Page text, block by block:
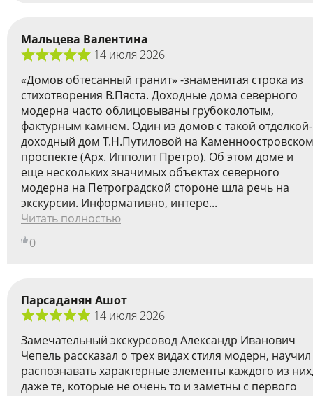
Мальцева Валентина
14 июля 2026
«Домов обтесанный гранит» -знаменитая строка из
стихотворения В.Пяста. Доходные дома северного
модерна часто облицовываны грубоколотым,
фактурным камнем. Один из домов с такой отделкой-
доходный дом Т.Н.Путиловой на Каменноостровском
проспекте (Арх. Ипполит Претро). Об этом доме и
еще нескольких значимых объектах северного
модерна на Петроградской стороне шла речь на
экскурсии. Информативно, интере...
Читать полностью
0
Парсаданян Ашот
14 июля 2026
Замечательный экскурсовод Александр Иванович
Чепель рассказал о трех видах стиля модерн, научил
распознавать характерные элементы каждого из
даже те, которые не очень то и заметны с первого